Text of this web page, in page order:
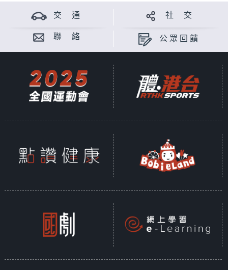
交 通 社 交
聯 絡 公眾回饋